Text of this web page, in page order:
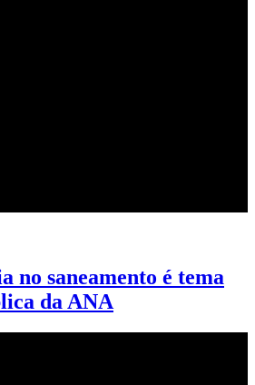
no saneamento é tema
da ANA